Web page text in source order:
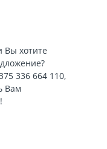
Вы хотите
336 664 110,
Вам